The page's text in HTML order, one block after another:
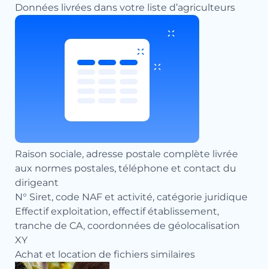
Données livrées dans votre liste d’agriculteurs
Raison sociale, adresse postale complète livrée
aux normes postales, téléphone et contact du
dirigeant
N° Siret, code NAF et activité, catégorie juridique
Effectif exploitation, effectif établissement,
tranche de CA, coordonnées de géolocalisation
XY
Achat et location de fichiers similaires